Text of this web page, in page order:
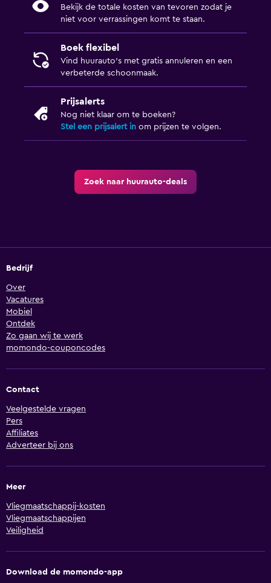
Bekijk de totale kosten van tevoren zodat je
niet voor verrassingen komt te staan.
Boek flexibel
Vind huurauto's met gratis annuleren en een
verbeterde schoonmaak.
Prijsalerts
Nog niet klaar om te boeken?
Stel een prijsalert in om prijzen te volgen.
Zoek naar huurauto-deals
Bedrijf
Over
Vacatures
Mobiel
Ontdek
Zo gaan wij te werk
momondo-couponcodes
Contact
Veelgestelde vragen
Pers
Affiliates
Adverteer bij ons
Meer
Vliegmaatschappij-kosten
Vliegmaatschappijen
Veiligheid
Download de momondo-app